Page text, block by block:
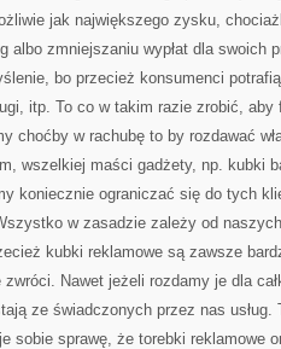
jak największego zysku,
albo zmniejszaniu wypłat dla swoich
bo przecież konsumenci
itp. To co w takim razie zrobić,
choćby w rachubę to by rozdawać
wszelkiej maści gadżety, np. kubki
koniecznie ograniczać się do tych
w zasadzie zależy od
kubki reklamowe są zawsze
Nawet jeżeli rozdamy je dla
ze świadczonych przez nas usług.
sobie sprawę, że torebki reklamowe